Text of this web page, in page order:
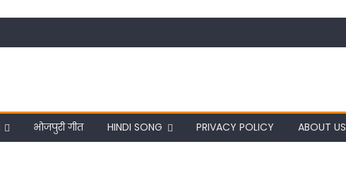
भोजपुरी गीत HINDI SONG PRIVACY POLICY ABOUT US